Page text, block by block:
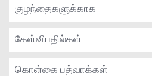
குழந்தைகளுக்காக
கேள்விபதில்கள்
கொள்கை பத்வாக்கள்